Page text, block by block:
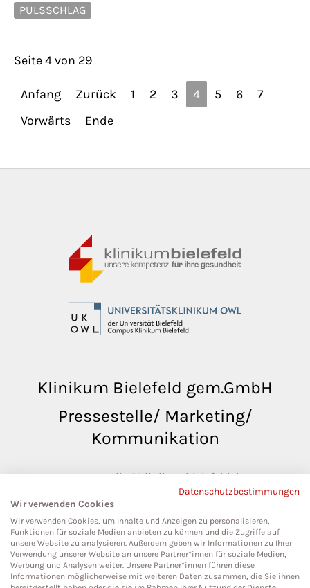
PULSSCHLAG
Seite 4 von 29
Anfang Zurück 1 2 3 4 5 6
7
Vorwärts
Ende
Klinikum Bielefeld gem.GmbH
Pressestelle/ Marketing/
Kommunikation
pressestelle@klinikumbielefeld.de
Teutoburger Str. 50
33604 Bielefeld
Social Media
Datenschutzbestimmungen
Wir verwenden Cookies
Wir verwenden Cookies, um Inhalte und Anzeigen zu personalisieren,
Funktionen für soziale Medien anbieten zu können und die Zugriffe auf
unsere Website zu analysieren. Außerdem geben wir Informationen zu Ihrer
Verwendung unserer Website an unsere Partner*innen für soziale Medien,
Werbung und Analysen weiter. Unsere Partner*innen führen diese
Informationen möglicherweise mit weiteren Daten zusammen, die Sie ihnen